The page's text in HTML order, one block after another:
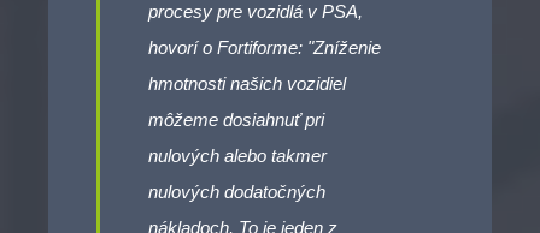
procesy pre vozidlá v PSA,
hovorí o Fortiforme: "Zníženie
hmotnosti našich vozidiel
môžeme dosiahnuť pri
nulových alebo takmer
nulových dodatočných
nákladoch. To je jeden z